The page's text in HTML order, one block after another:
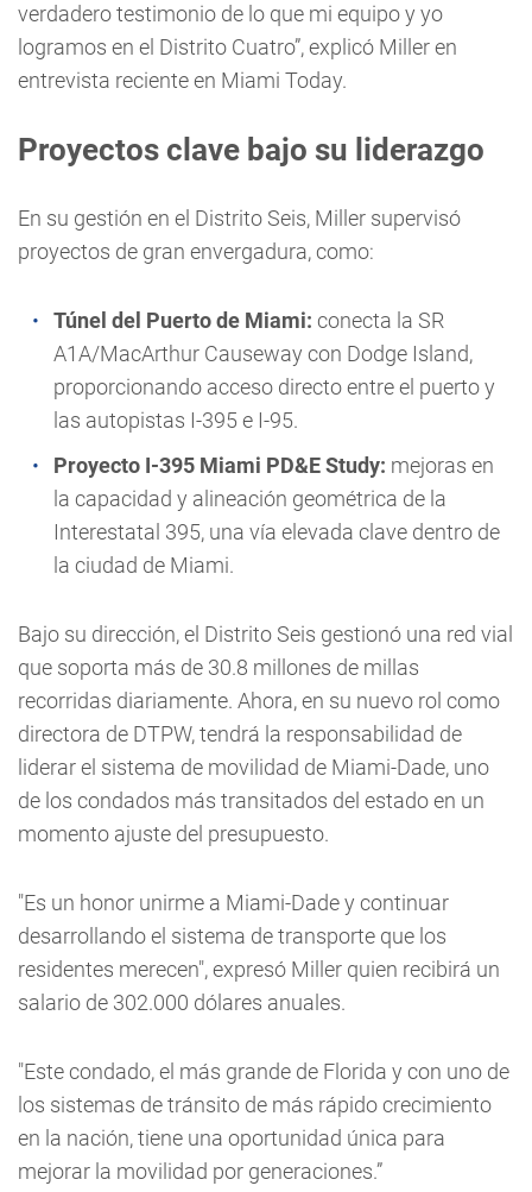
verdadero testimonio de lo que mi equipo y yo
logramos en el Distrito Cuatro”, explicó Miller en
entrevista reciente en Miami Today.
Proyectos clave bajo su liderazgo
En su gestión en el Distrito Seis, Miller supervisó
proyectos de gran envergadura, como:
Túnel del Puerto de Miami: conecta la SR
A1A/MacArthur Causeway con Dodge Island,
proporcionando acceso directo entre el puerto y
las autopistas I-395 e I-95.
Proyecto I-395 Miami PD&E Study: mejoras en
la capacidad y alineación geométrica de la
Interestatal 395, una vía elevada clave dentro de
la ciudad de Miami.
Bajo su dirección, el Distrito Seis gestionó una red vial
que soporta más de 30.8 millones de millas
recorridas diariamente. Ahora, en su nuevo rol como
directora de DTPW, tendrá la responsabilidad de
liderar el sistema de movilidad de Miami-Dade, uno
de los condados más transitados del estado en un
momento ajuste del presupuesto.
"Es un honor unirme a Miami-Dade y continuar
desarrollando el sistema de transporte que los
residentes merecen", expresó Miller quien recibirá un
salario de 302.000 dólares anuales.
"Este condado, el más grande de Florida y con uno de
los sistemas de tránsito de más rápido crecimiento
en la nación, tiene una oportunidad única para
mejorar la movilidad por generaciones.”